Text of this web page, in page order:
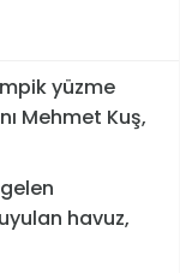
yüzme
Mehmet Kuş,
havuz,